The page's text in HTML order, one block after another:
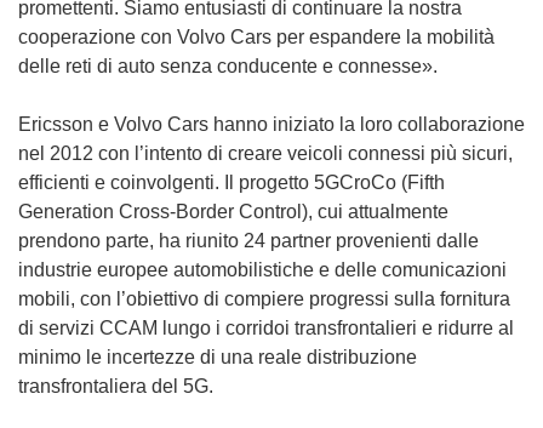
v
a
f
n
e
s
t
r
a
)
promettenti. Siamo entusiasti di continuare la nostra
cooperazione con Volvo Cars per espandere la mobilità
delle reti di auto senza conducente e connesse».
Ericsson e Volvo Cars hanno iniziato la loro collaborazione
nel 2012 con l’intento di creare veicoli connessi più sicuri,
efficienti e coinvolgenti. Il progetto 5GCroCo (Fifth
Generation Cross-Border Control), cui attualmente
prendono parte, ha riunito 24 partner provenienti dalle
industrie europee automobilistiche e delle comunicazioni
mobili, con l’obiettivo di compiere progressi sulla fornitura
di servizi CCAM lungo i corridoi transfrontalieri e ridurre al
minimo le incertezze di una reale distribuzione
transfrontaliera del 5G.